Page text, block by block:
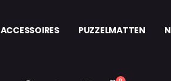
ACCESSOIRES PUZZELMATTEN